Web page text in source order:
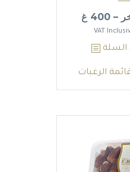
غ
السلة
الرغبات